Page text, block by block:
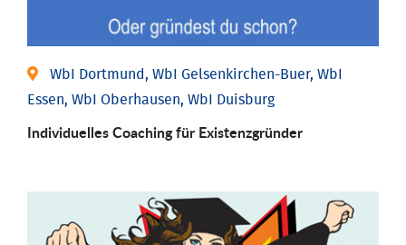
WbI Dortmund, WbI Gelsenkirchen-Buer, WbI
Essen, WbI Oberhausen, WbI Duisburg
Individu­elles Coaching für Existenz­gründer